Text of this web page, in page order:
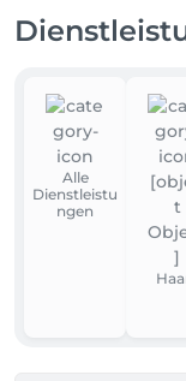
Alle
Dienstleistu
ngen